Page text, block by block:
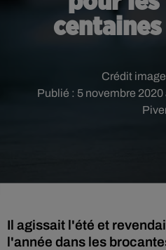
Publié : 5 novembre
Crédit
Il agissait l'été et
l'année dans les